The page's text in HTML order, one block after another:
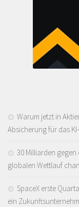
Warum jetzt in
Absicherung für das
30 Milliarden gegen
globalen Wettlauf
SpaceX erste
ein